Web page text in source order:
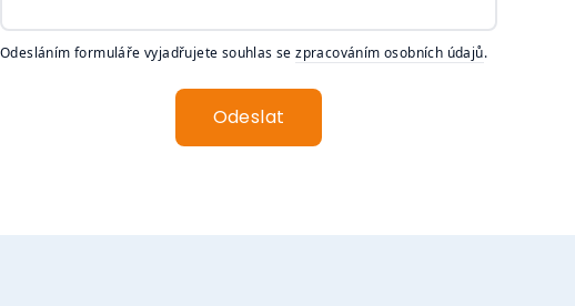
Odesláním formuláře vyjadřujete souhlas se zpracováním osobních údajů.
Odeslat